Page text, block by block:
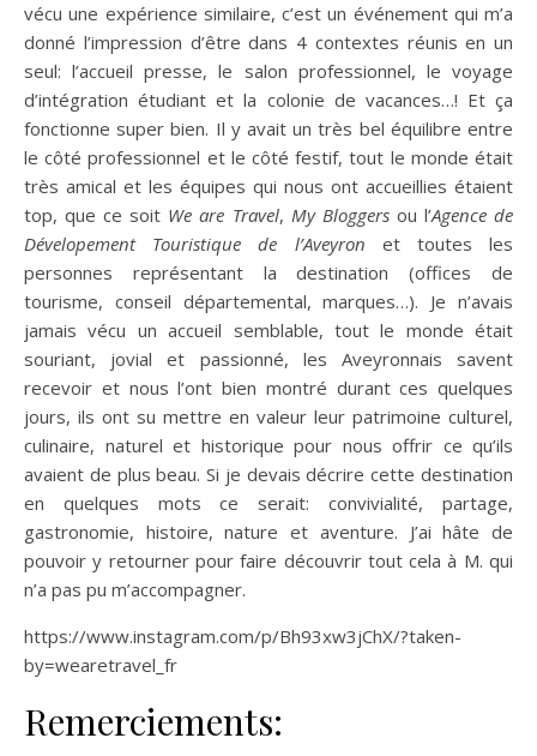
vécu une expérience similaire, c’est un événement qui m’a
donné l’impression d’être dans 4 contextes réunis en un
seul: l’accueil presse, le salon professionnel, le voyage
d’intégration étudiant et la colonie de vacances…! Et ça
fonctionne super bien. Il y avait un très bel équilibre entre
le côté professionnel et le côté festif, tout le monde était
très amical et les équipes qui nous ont accueillies étaient
top, que ce soit We are Travel, My Bloggersou l’Agence de
Dévelopement Touristique de l’Aveyron et toutes les
personnes représentant la destination (offices de
tourisme, conseil départemental, marques…). Je n’avais
jamais vécu un accueil semblable, tout le monde était
souriant, jovial et passionné, les Aveyronnais savent
recevoir et nous l’ont bien montré durant ces quelques
jours, ils ont su mettre en valeur leur patrimoine culturel,
culinaire, naturel et historique pour nous offrir ce qu’ils
avaient de plus beau. Si je devais décrire cette destination
en quelques mots ce serait: convivialité, partage,
gastronomie, histoire, nature et aventure. J’ai hâte de
pouvoir y retourner pour faire découvrir tout cela à M. qui
n’a pas pu m’accompagner.
https://www.instagram.com/p/Bh93xw3jChX/?taken-
by=wearetravel_fr
Remerciements: